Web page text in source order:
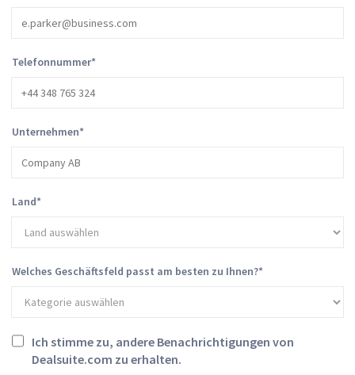
Telefonnummer*
Unternehmen*
Land*
Welches Geschäftsfeld passt am besten zu Ihnen?*
Ich stimme zu, andere Benachrichtigungen von
Dealsuite.com zu erhalten.